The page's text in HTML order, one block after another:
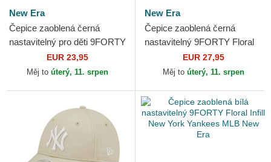
New Era
Čepice zaoblená černá
nastavitelný pro děti 9FORTY
Space All Over Print New Era
EUR 23,95
Měj to úterý, 11. srpen
New Era
Čepice zaoblená černá
nastavitelný 9FORTY Floral
Script New York Yankees
MLB New Era
EUR 27,95
Měj to úterý, 11. srpen